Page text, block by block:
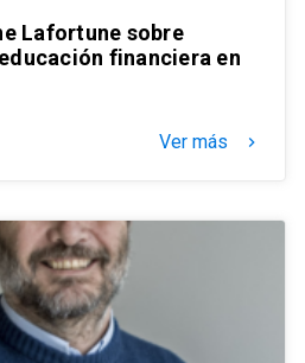
Lafortune sobre
financiera en
Ver más keyboard_arrow_right